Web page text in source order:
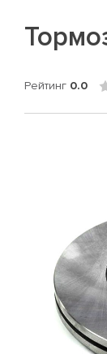
Рейтинг 0.0